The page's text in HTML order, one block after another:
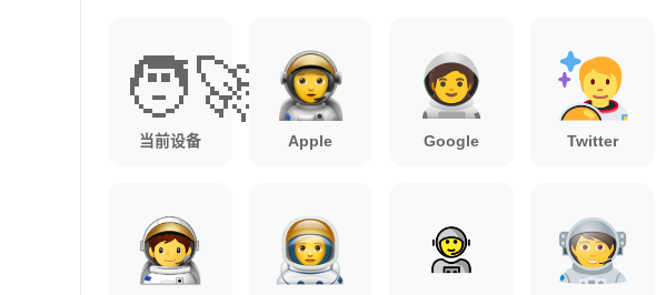
🧑‍🚀
当前设备 Apple Google Twitter